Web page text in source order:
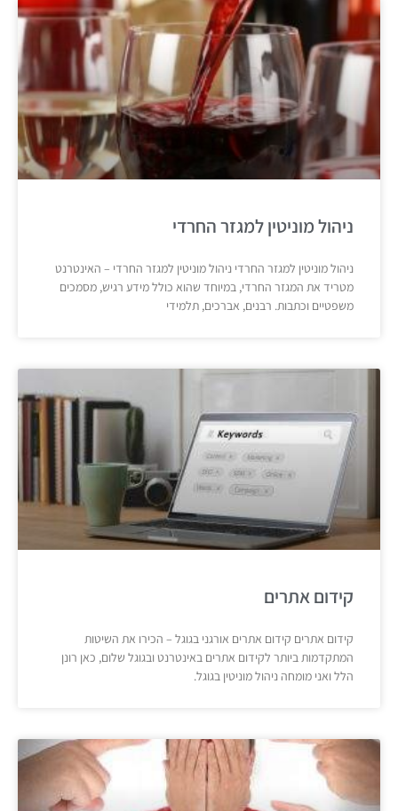
ניהול מוניטין למגזר החרדי
ניהול מוניטין למגזר החרדי ניהול מוניטין למגזר החרדי – האינטרנט
מטריד את המגזר החרדי, במיוחד שהוא כולל מידע רגיש, מסמכים
משפטיים וכתבות. רבנים, אברכים, תלמידי
קידום אתרים
קידום אתרים קידום אתרים אורגני בגוגל – הכירו את השיטות
המתקדמות ביותר לקידום אתרים באינטרנט ובגוגל שלום, כאן רונן
הלל ואני מומחה ניהול מוניטין בגוגל.